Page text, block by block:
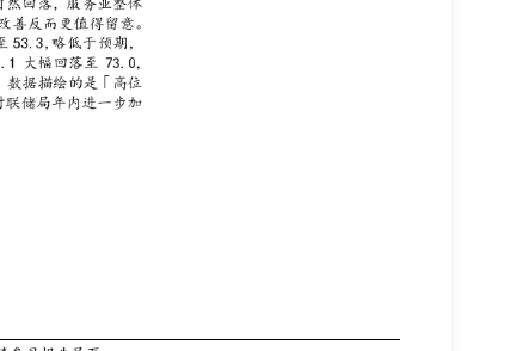
万吨，2025年至2030年的复合年增长率分别为2.2%、2.5%及2.2%。
细分产品能效与技术水平处于行业领先；依托稳定的产品品质、交
作伙伴资源。 弱项与风险 化工行业强周期性特征显著，产品价格波
新增产能持续释放，同质化竞争加剧，可能挤压产品盈利空间；湿电
投资建议 此次IPO基石投资者约占发售股份30.9%-36.4%，包括中国
相当于25年26.6-31.1倍PE，估值高。对比港股其他化工公司，环氧乙
测反映国投证券国际于最初发此报告日期当日的判断，可随时更改而